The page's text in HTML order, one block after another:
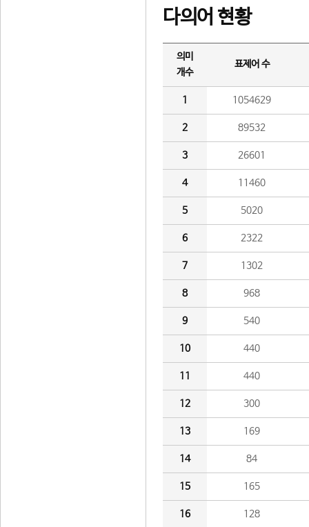
다의어 현황
의미
개수
표제어 수
1 1054629
2 89532
3 26601
4 11460
5 5020
6 2322
7 1302
8 968
9 540
10 440
11 440
12 300
13 169
14 84
15 165
16 128